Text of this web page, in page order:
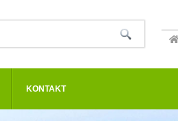
KONTAKT